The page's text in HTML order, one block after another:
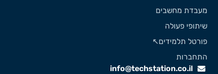
info@techstation.co.il
מחשבים
פעולה
תלמידים↖️